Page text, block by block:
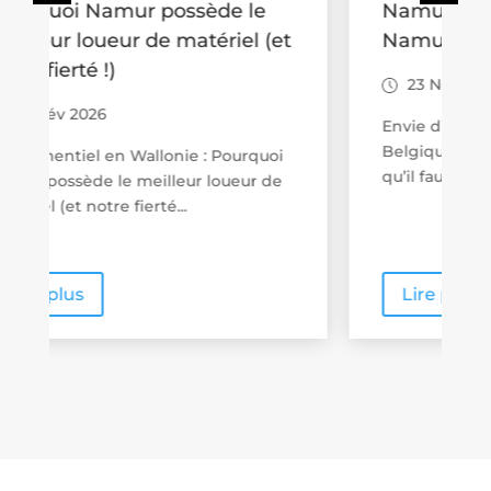
Namur : 15 idées pour un
Namur en amoureux
23 Nov 2025
Envie d’un week-end romantique en
Belgique ? Namur combine tout ce
qu’il faut pour une escapade à...